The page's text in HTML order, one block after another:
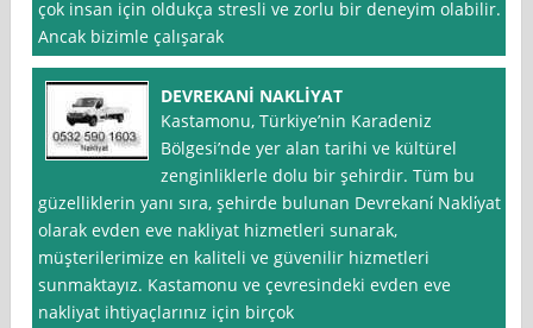
çok insan için oldukça stresli ve zorlu bir deneyim olabilir.
Ancak bizimle çalışarak
DEVREKANİ NAKLİYAT
Kastamonu, Türkiye’nin Karadeniz
Bölgesi’nde yer alan tarihi ve kültürel
zenginliklerle dolu bir şehirdir. Tüm bu
güzelliklerin yanı sıra, şehirde bulunan Devrekani̇ Nakli̇yat
olarak evden eve nakliyat hizmetleri sunarak,
müşterilerimize en kaliteli ve güvenilir hizmetleri
sunmaktayız. Kastamonu ve çevresindeki evden eve
nakliyat ihtiyaçlarınız için birçok